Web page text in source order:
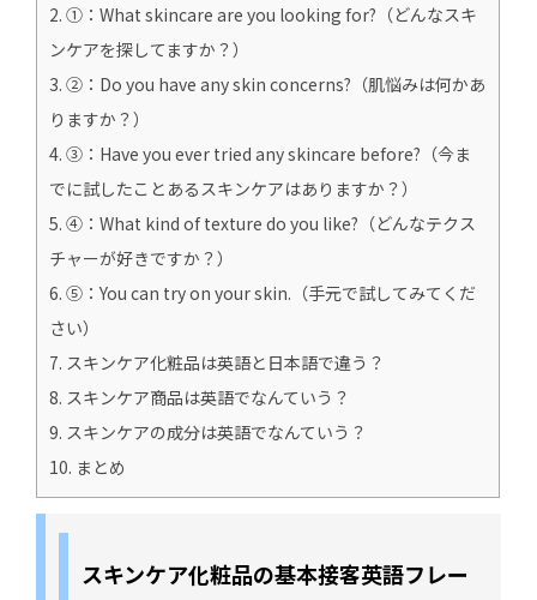
2. ①：What skincare are you looking for?（どんなスキ
ンケアを探してますか？）
3. ②：Do you have any skin concerns?（肌悩みは何かあ
りますか？）
4. ③：Have you ever tried any skincare before?（今ま
でに試したことあるスキンケアはありますか？）
5. ④：What kind of texture do you like?（どんなテクス
チャーが好きですか？）
6. ⑤：You can try on your skin.（手元で試してみてくだ
さい）
7. スキンケア化粧品は英語と日本語で違う？
8. スキンケア商品は英語でなんていう？
9. スキンケアの成分は英語でなんていう？
10. まとめ
スキンケア化粧品の基本接客英語フレー